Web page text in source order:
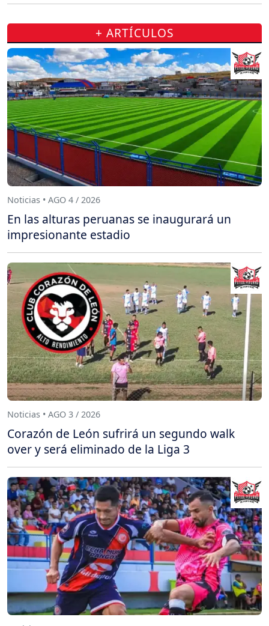
+ ARTÍCULOS
Noticias • AGO 4 / 2026
En las alturas peruanas se inaugurará un
impresionante estadio
Noticias • AGO 3 / 2026
Corazón de León sufrirá un segundo walk
over y será eliminado de la Liga 3